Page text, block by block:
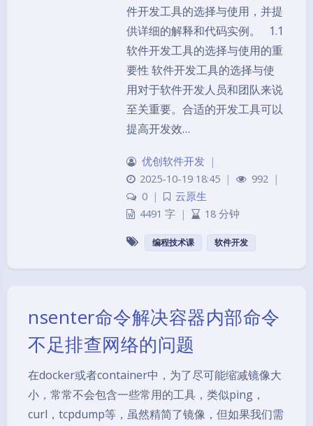
件开发工具的选择与使用，并提
供详细的解释和代码实例。 1.1
软件开发工具的选择与使用的重
要性 软件开发工具的选择与使
用对于软件开发人员和团队来说
至关重要。合适的开发工具可以
提高开发效…
优创软件开发 |
2025-10-19 18:45 | 992 |
0 |
云原生
4491 字 | 18 分钟
编程技术课 软件开发
nsenter命令解决容器内部命令
不足排查网络的问题
在docker或者container中，为了尽可能缩减镜像大
小，常常不会包含一些常用的工具，类似ping，
curl，tcpdump等，虽然精简了镜像，但如果我们需